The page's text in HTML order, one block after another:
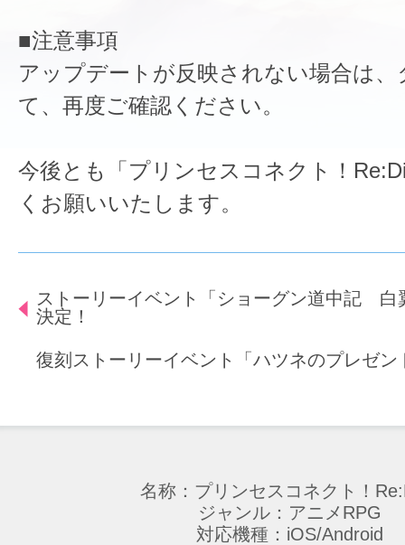
■注意事項
アップデートが反映されない場合は
て、再度ご確認ください。
今後とも「プリンセスコネクト！
くお願いいたします。
ストーリーイベント「ショーグン道中記 白
決定！
復刻ストーリーイベント「ハツネのプレゼン
名称：プリンセスコネクト！
ジャンル：アニメRPG
対応機種：iOS/Android